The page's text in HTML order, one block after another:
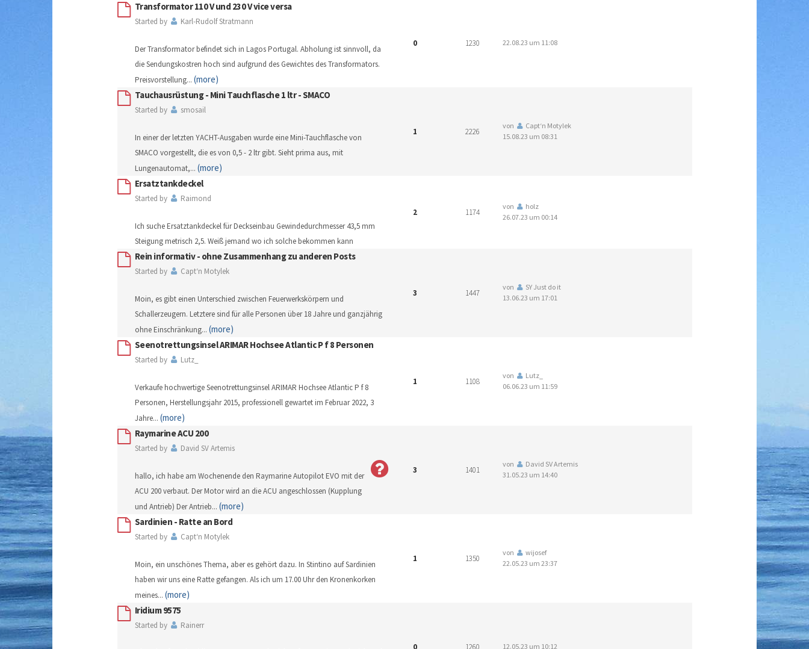
Transformator 110 V und 230 V vice versa
Started by Karl-Rudolf Stratmann
Der Transformator befindet sich in Lagos Portugal. Abholung ist sinnvoll, da
die Sendungskostren hoch sind aufgrund des Gewichtes des Transformators.
Preisvorstellung... (more)
0 1230 22.08.23 um 11:08
Tauchausrüstung - Mini Tauchflasche 1 ltr - SMACO
Started by smosail
In einer der letzten YACHT-Ausgaben wurde eine Mini-Tauchflasche von
SMACO vorgestellt, die es von 0,5 - 2 ltr gibt. Sieht prima aus, mit
Lungenautomat,... (more)
1 2226
von
Capt‘n Motylek
15.08.23 um 08:31
Ersatztankdeckel
Started by Raimond
Ich suche Ersatztankdeckel für Deckseinbau Gewindedurchmesser 43,5 mm
Steigung metrisch 2,5. Weiß jemand wo ich solche bekommen kann
2 1174
von
holz
26.07.23 um 00:14
Rein informativ - ohne Zusammenhang zu anderen Posts
Started by Capt‘n Motylek
Moin, es gibt einen Unterschied zwischen Feuerwerkskörpern und
Schallerzeugern. Letztere sind für alle Personen über 18 Jahre und ganzjährig
ohne Einschränkung... (more)
3 1447
von
SY Just do it
13.06.23 um 17:01
Seenotrettungsinsel ARIMAR Hochsee Atlantic P f 8 Personen
Started by Lutz_
Verkaufe hochwertige Seenotrettungsinsel ARIMAR Hochsee Atlantic P f 8
Personen, Herstellungsjahr 2015, professionell gewartet im Februar 2022, 3
Jahre... (more)
1 1108
von
Lutz_
06.06.23 um 11:59
Raymarine ACU 200
Started by David SV Artemis
hallo, ich habe am Wochenende den Raymarine Autopilot EVO mit der
ACU 200 verbaut. Der Motor wird an die ACU angeschlossen (Kupplung
und Antrieb) Der Antrieb... (more)
3 1401
von
David SV Artemis
31.05.23 um 14:40
Sardinien - Ratte an Bord
Started by Capt‘n Motylek
Moin, ein unschönes Thema, aber es gehört dazu. In Stintino auf Sardinien
haben wir uns eine Ratte gefangen. Als ich um 17.00 Uhr den Kronenkorken
meines... (more)
1 1350
von
wijosef
22.05.23 um 23:37
Iridium 9575
Started by Rainerr
0 1260 12.05.23 um 10:12